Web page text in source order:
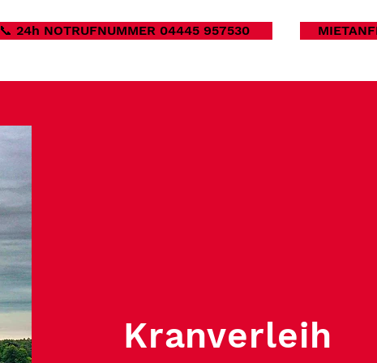
📞 24h NOTRUFNUMMER 04445 957530
Kranverleih